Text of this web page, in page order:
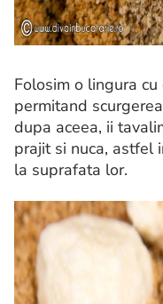
Folosim o lingura
permitand
dupa aceea, ii
prajit si nuca, astfel
la suprafata lor.